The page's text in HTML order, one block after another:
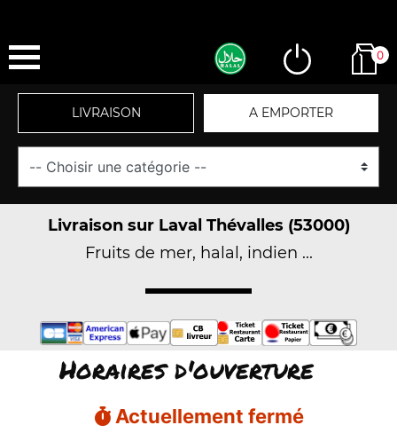
0
LIVRAISON A EMPORTER
Livraison sur Laval Thévalles (53000)
Fruits de mer, halal, indien ...
Horaires d'ouverture
Actuellement fermé